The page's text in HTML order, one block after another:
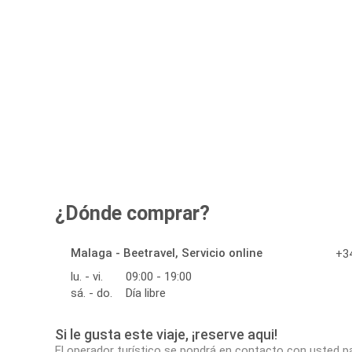
¿Dónde comprar?
Malaga - Beetravel, Servicio online
lu. - vi.
09:00 - 19:00
sá. - do.
Día libre
Si le gusta este viaje, ¡reserve aqui!